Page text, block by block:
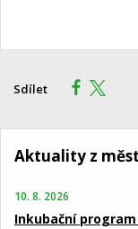
Sdílet
Aktuality z
10. 8. 2026
Inkubační